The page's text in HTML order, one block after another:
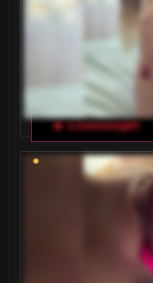
🔥 -Lovensesgirl-